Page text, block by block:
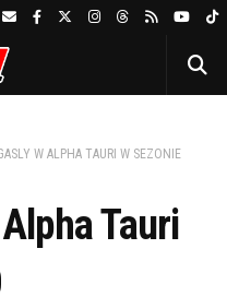
W ALPHA TAURI W SEZONIE
Tauri